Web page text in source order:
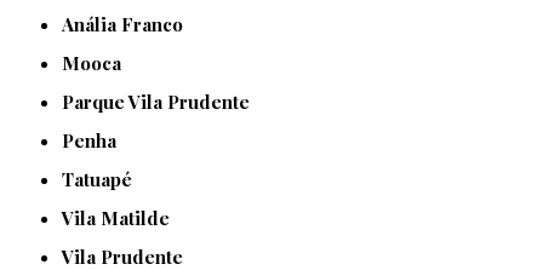
Anália Franco
Mooca
Parque Vila Prudente
Penha
Tatuapé
Vila Matilde
Vila Prudente